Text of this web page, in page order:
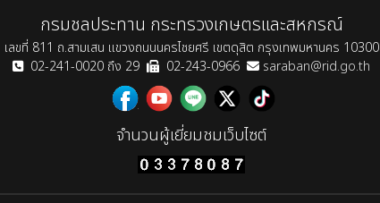
กรมชลประทาน กระทรวงเกษตรและสหกรณ์
เลขที่ 811 ถ.สามเสน แขวงถนนนครไชยศรี เขตดุสิต กรุงเทพมหานคร 10300
02-241-0020 ถึง 29
02-243-0966 saraban@rid.go.th
จำนวนผู้เยี่ยมชมเว็บไซต์